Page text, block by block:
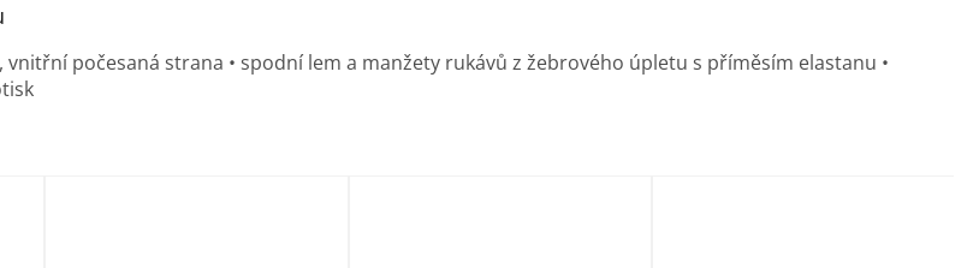
vnitřní počesaná strana • spodní lem a manžety rukávů z žebrového úpletu s příměsím elastanu •